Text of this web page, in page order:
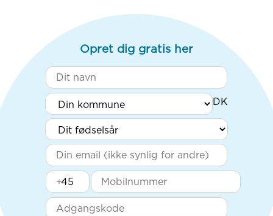
Opret dig gratis her
+